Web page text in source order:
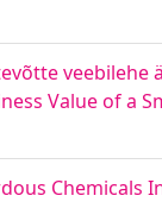
veebilehe
Value of a
Chemicals